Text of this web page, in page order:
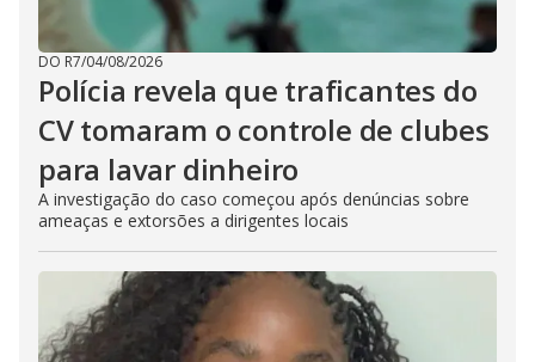
DO R7/04/08/2026
Polícia revela que traficantes do
CV tomaram o controle de clubes
para lavar dinheiro
A investigação do caso começou após denúncias sobre
ameaças e extorsões a dirigentes locais